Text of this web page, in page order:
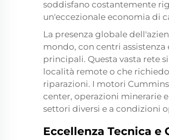
soddisfano costantemente
un'eccezionale economia di
La presenza globale
mondo, con centri
principali. Questa vasta rete
località remote o che
riparazioni. I motori
center, operazioni minerarie
settori diversi e a condizioni
Eccellenza Tecnica